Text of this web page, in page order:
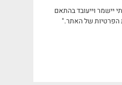
יישמר וייעובד בהתאם
הפרטיות של האתר."